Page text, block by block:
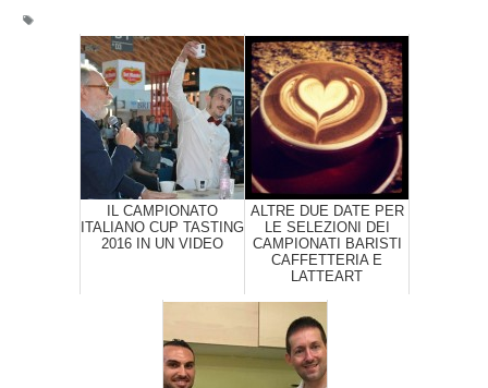
IL CAMPIONATO
ITALIANO CUP TASTING
2016 IN UN VIDEO
ALTRE DUE DATE PER
LE SELEZIONI DEI
CAMPIONATI BARISTI
CAFFETTERIA E
LATTEART